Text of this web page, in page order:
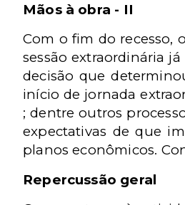
Mãos à obra - II
Com o fim do recesso,
sessão extraordinária
decisão que
início de jornada
; dentre outros
expectativas de que
planos econômicos.
Repercussão geral